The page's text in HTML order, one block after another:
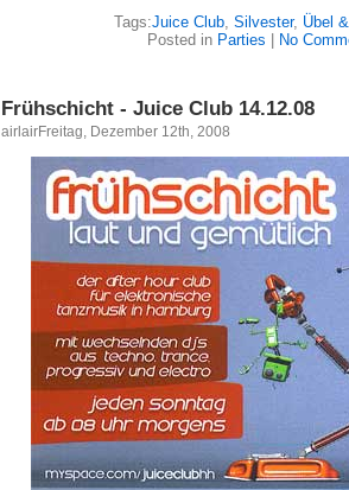
Tags:Juice Club, Silvester, Übel
Posted in Parties No
Frühschicht - Juice Club 14.12.08
airlairFreitag, Dezember 12th, 2008